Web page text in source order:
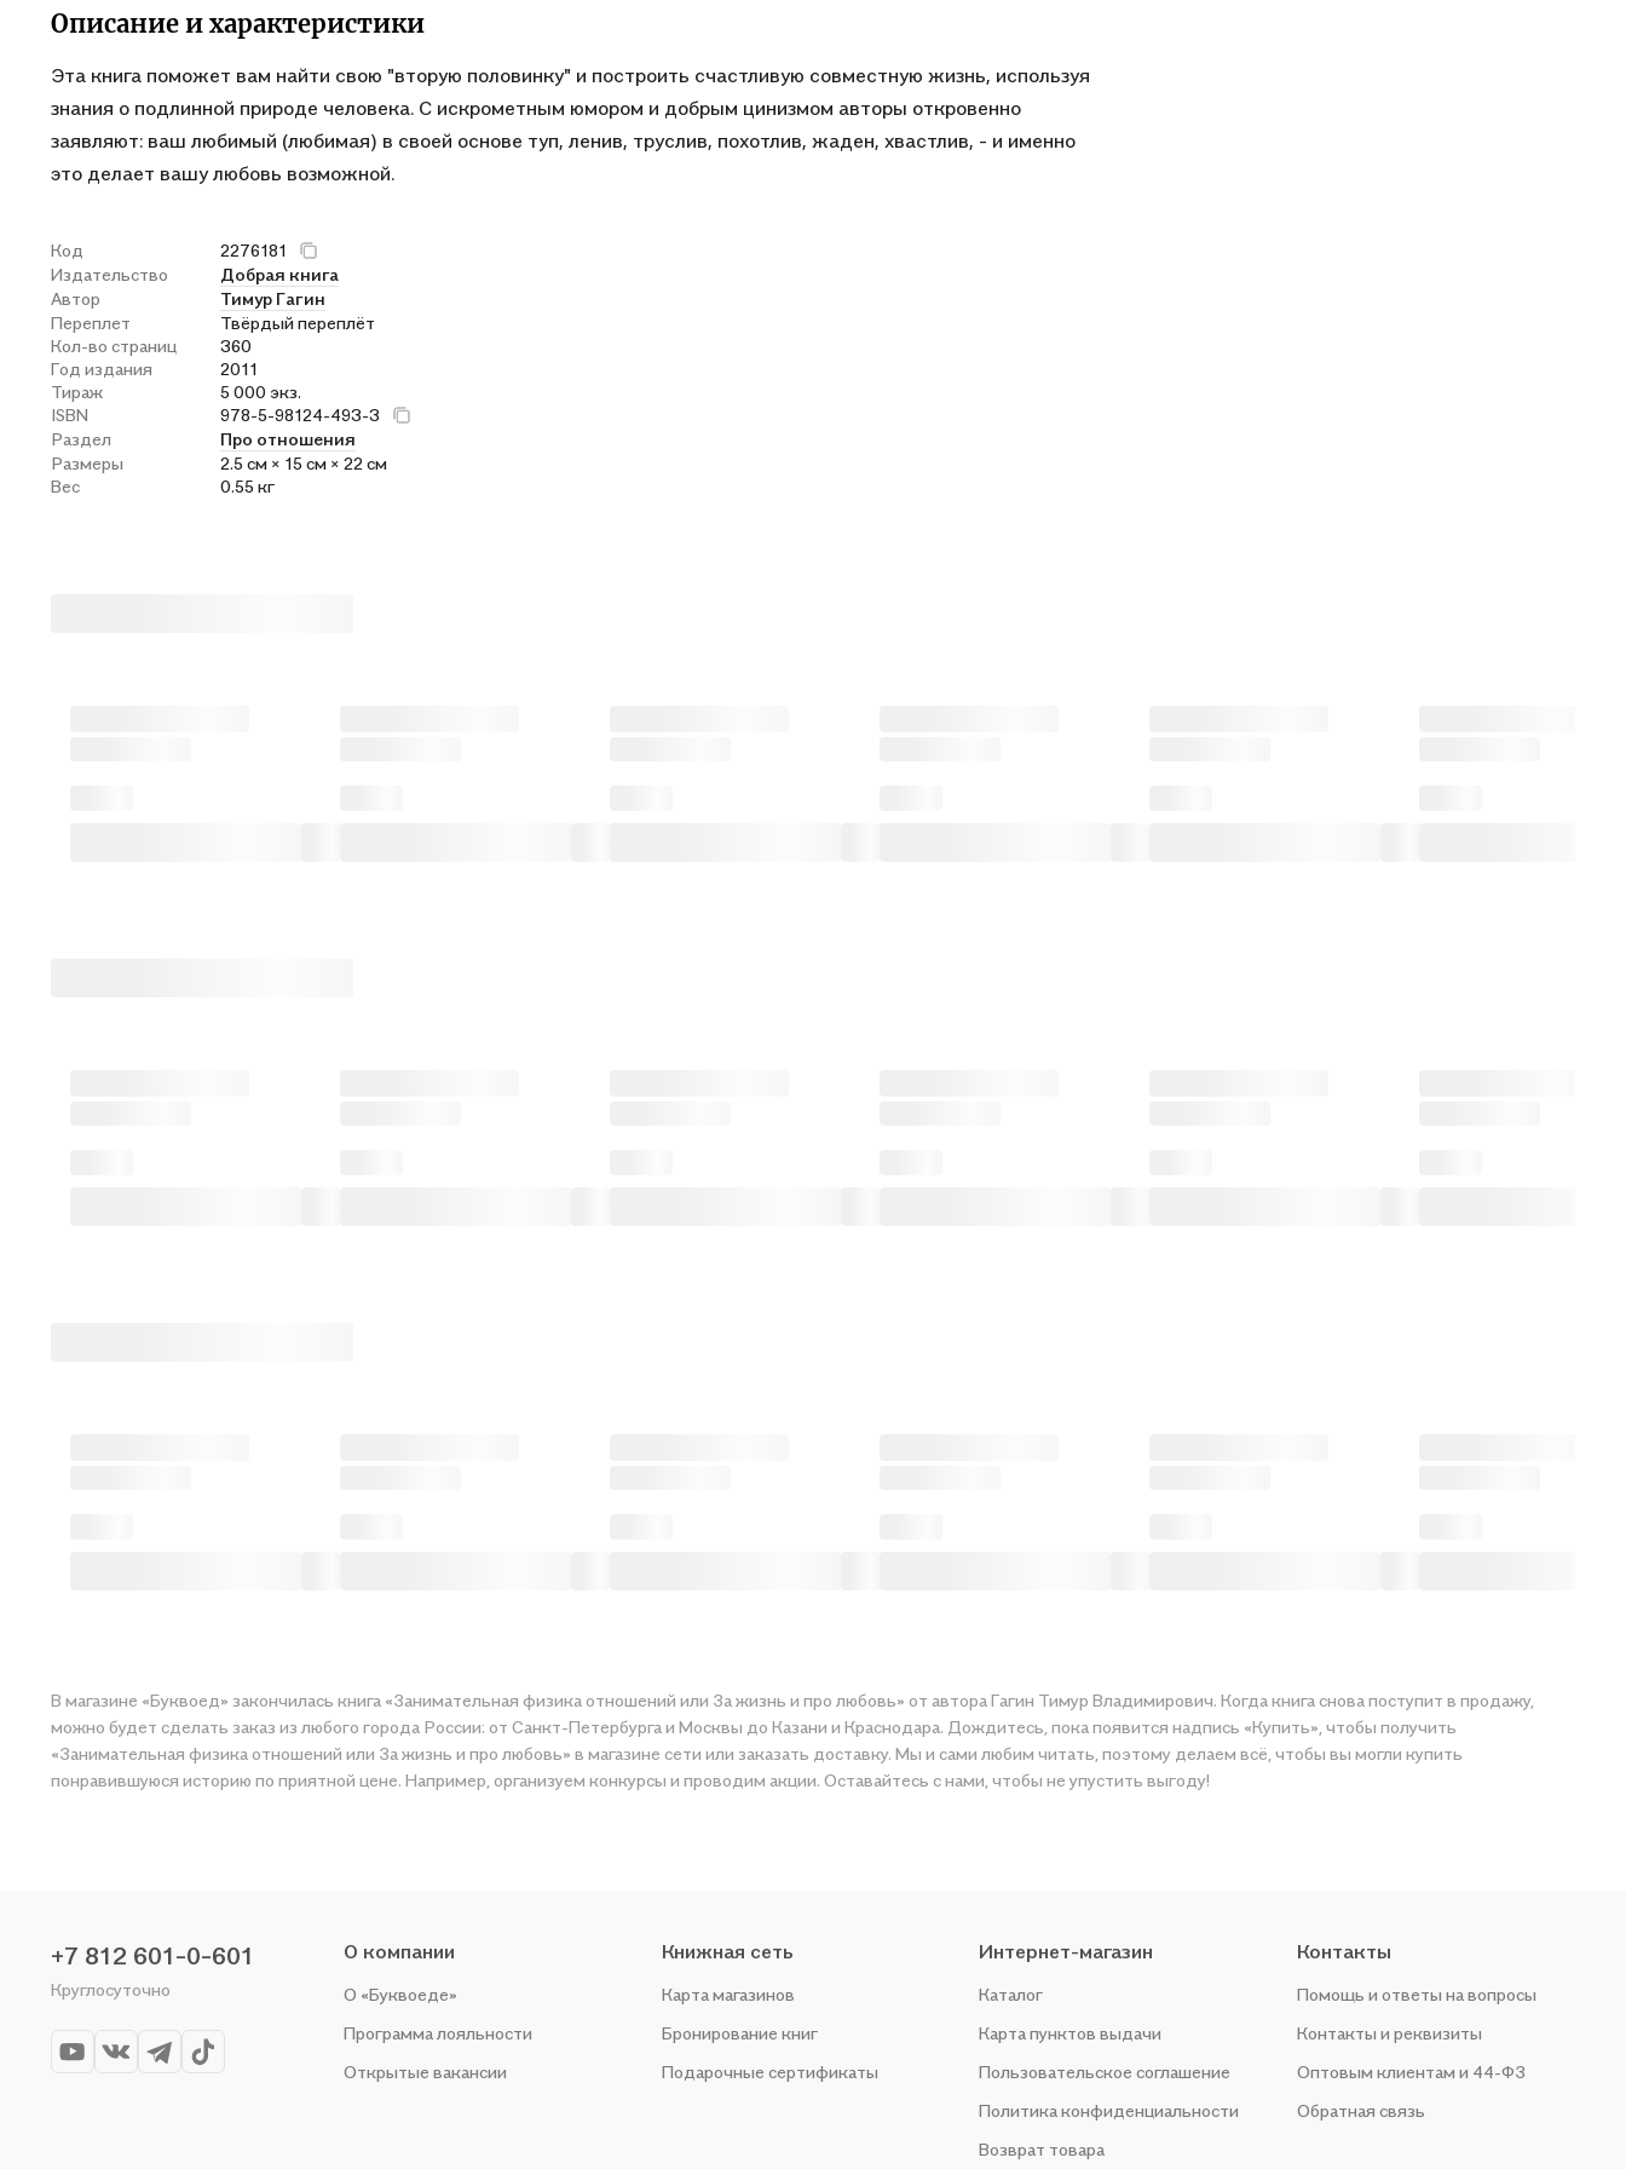
Описание и характеристики
Эта книга поможет вам найти свою "вторую половинку" и построить счастливую совместную жизнь, используя
знания о подлинной природе человека. С искрометным юмором и добрым цинизмом авторы откровенно
заявляют: ваш любимый (любимая) в своей основе туп, ленив, труслив, похотлив, жаден, хвастлив, - и именно
это делает вашу любовь возможной.
Код
2276181
Издательство
Добрая книга
Автор
Тимур Гагин
Переплет
Твёрдый переплёт
Кол-во страниц
360
Год издания
2011
Тираж
5 000 экз.
ISBN
978-5-98124-493-3
Раздел
Про отношения
Размеры
2.5 см × 15 см × 22 см
Вес
0.55 кг
В магазине «Буквоед» закончилась книга «Занимательная физика отношений или За жизнь и про любовь» от автора Гагин Тимур Владимирович. Когда книга снова поступит в продажу,
можно будет сделать заказ из любого города России: от Санкт-Петербурга и Москвы до Казани и Краснодара. Дождитесь, пока появится надпись «Купить», чтобы получить
«Занимательная физика отношений или За жизнь и про любовь» в магазине сети или заказать доставку. Мы и сами любим читать, поэтому делаем всё, чтобы вы могли купить
понравившуюся историю по приятной цене. Например, организуем конкурсы и проводим акции. Оставайтесь с нами, чтобы не упустить выгоду!
+7 812 601-0-601
Круглосуточно
О компании
О «Буквоеде»
Программа лояльности
Открытые вакансии
Книжная сеть
Карта магазинов
Бронирование книг
Подарочные сертификаты
Интернет-магазин
Каталог
Карта пунктов выдачи
Пользовательское соглашение
Политика конфиденциальности
Возврат товара
Контакты
Помощь и ответы на вопросы
Контакты и реквизиты
Оптовым клиентам и 44-ФЗ
Обратная связь